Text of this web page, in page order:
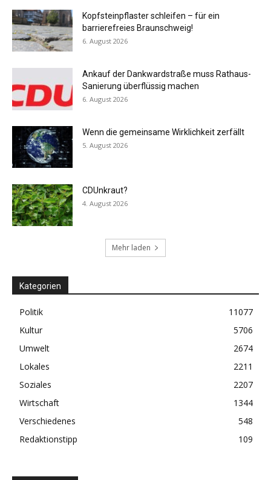
Kopfsteinpflaster schleifen – für ein
barrierefreies Braunschweig!
6. August 2026
Ankauf der Dankwardstraße muss Rathaus-
Sanierung überflüssig machen
6. August 2026
Wenn die gemeinsame Wirklichkeit zerfällt
5. August 2026
CDUnkraut?
4. August 2026
Mehr laden
Kategorien
Politik
11077
Kultur
5706
Umwelt
2674
Lokales
2211
Soziales
2207
Wirtschaft
1344
Verschiedenes
548
Redaktionstipp
109